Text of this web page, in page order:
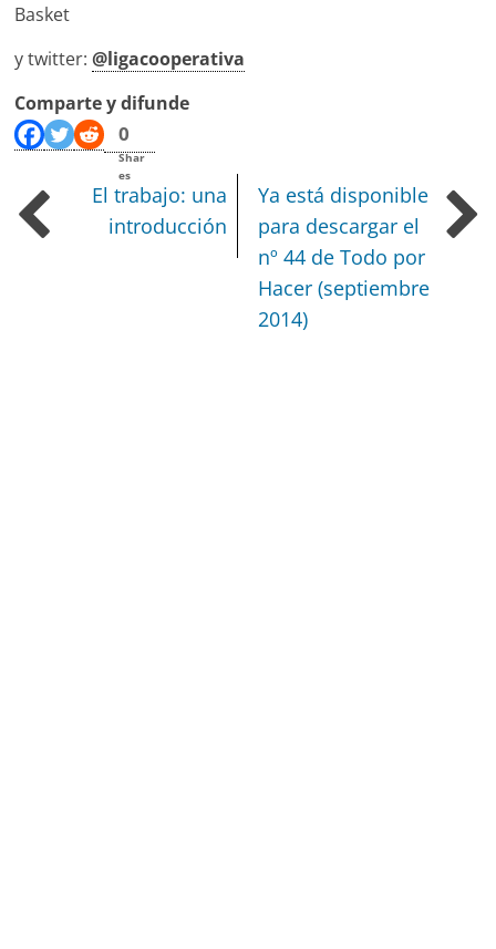
Basket
y twitter:@ligacooperativa
Comparte y difunde
0
Shar
es
El trabajo: una
introducción
Ya está disponible
para descargar el
nº 44 de Todo por
Hacer (septiembre
2014)